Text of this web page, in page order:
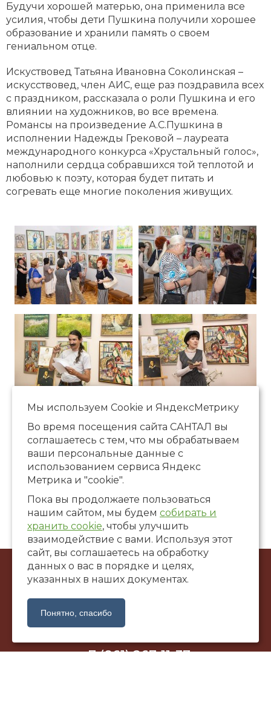
Будучи хорошей матерью, она применила все
усилия, чтобы дети Пушкина получили хорошее
образование и хранили память о своем
гениальном отце.
Искуствовед Татьяна Ивановна Соколинская –
искусствовед, член АИС, еще раз поздравила всех
с праздником, рассказала о роли Пушкина и его
влиянии на художников, во все времена.
Романсы на произведение А.С.Пушкина в
исполнении Надежды Грековой – лауреата
международного конкурса «Хрустальный голос»,
наполнили сердца собравшихся той теплотой и
любовью к поэту, которая будет питать и
согревать еще многие поколения живущих.
© ООО Художественная галерея «САНТАЛ», 2002-2026
г. Краснодар, ул. Коммунаров, 58
santalgallery@yandex.ru
+7 (861) 267-11-37
Мы используем Сookie и ЯндексМетрику
Во время посещения сайта САНТАЛ вы
соглашаетесь с тем, что мы обрабатываем
ваши персональные данные с
использованием сервиса Яндекс
Метрика и "cookie".
Пока вы продолжаете пользоваться
нашим сайтом, мы будем собирать и
хранить cookie, чтобы улучшить
взаимодействие с вами. Используя этот
сайт, вы соглашаетесь на обработку
данных о вас в порядке и целях,
указанных в наших документах.
Понятно, спасибо